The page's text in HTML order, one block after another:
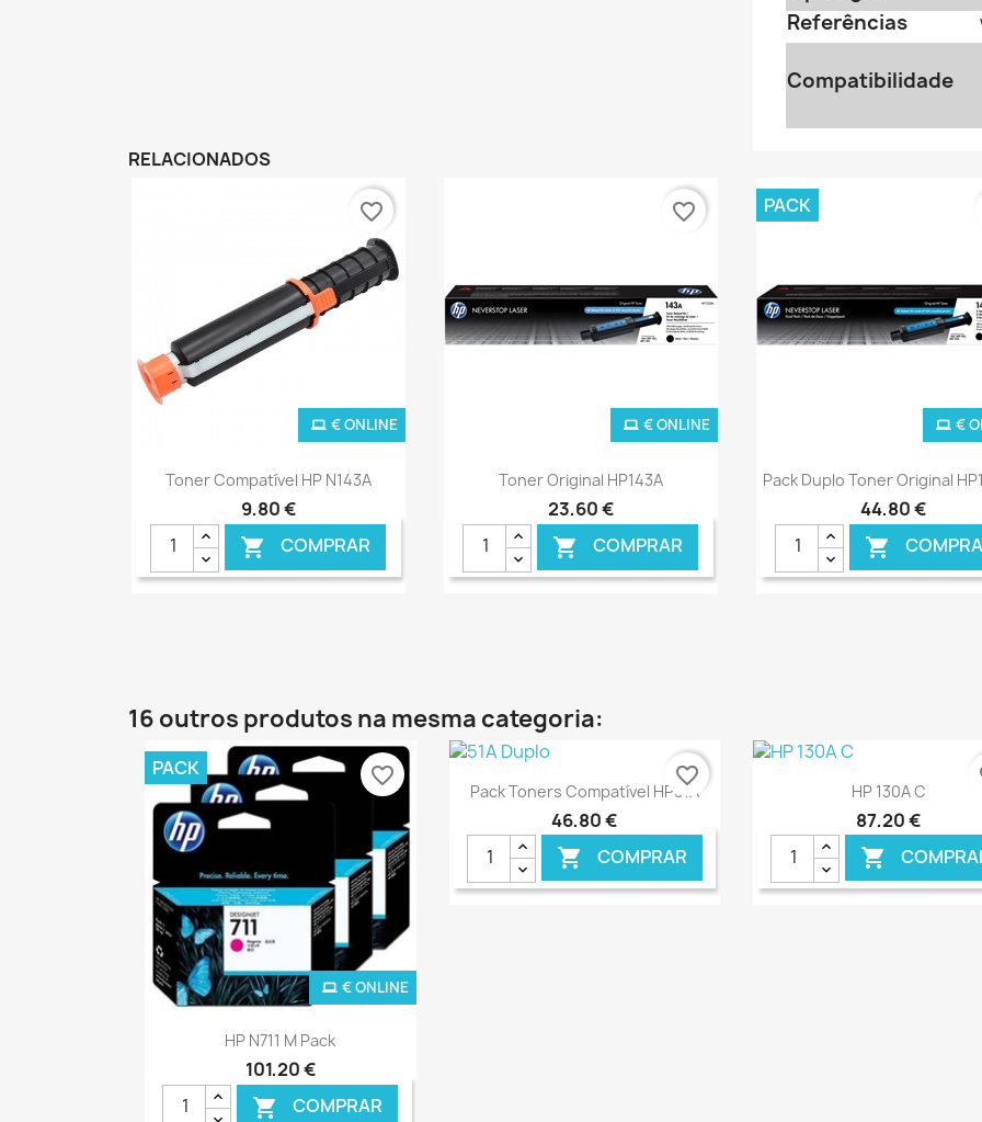
Referências
Compatibilidade
RELACIONADOS
Ver+
Toner Compatível HP N143A
9,80 €
 COMPRAR
€ ONLINE
favorite_border
Ver+
Toner Original HP143A
23,60 €
 COMPRAR
€ ONLINE
favorite_border
Ver+
Pack Duplo Toner Original
44,80 €

€
PACK
16 outros produtos na mesma categoria:
Ver+
HP N711 M Pack
101,20 €
 COMPRAR
€ ONLINE
PACK favorite_border Ver+
Pack Toners Compatível HP51A
46,80 €
 COMPRAR
favorite_border Ver+
HP 130A C
87,20 €
